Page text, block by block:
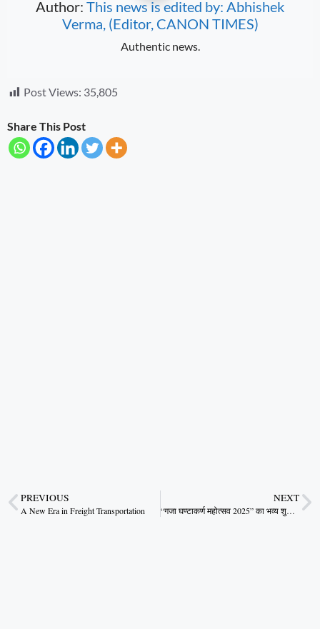
Author: This news is edited by: Abhishek
Verma, (Editor, CANON TIMES)
Authentic news.
Post Views: 35,805
Share This Post
PREVIOUS
A New Era in Freight Transportation
NEXT
“गजा घण्टाकर्ण महोत्सव 2025” का भव्य शुभारंभ